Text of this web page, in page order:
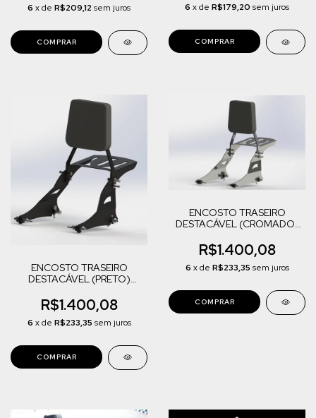
6 x de R$209,12 sem juros 6 x de R$179,20 sem juros
ENCOSTO TRASEIRO
DESTACÁVEL (PRETO)
R$1.400,08
6 x de R$233,35 sem juros
ENCOSTO TRASEIRO
DESTACÁVEL (CROMADO)
R$1.400,08
6 x de R$233,35 sem juros